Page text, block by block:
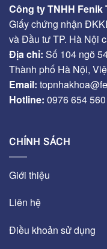
Công ty TNHH
Giấy chứng nhận
và Đầu tư TP. Hà Nội
Địa chỉ: Số 104 ngõ
Thành phố Hà Nội,
Email:
Hotline: 0976 654 560
CHÍNH SÁCH
Giới thiệu
Liên hệ
Điều khoản sử dụng